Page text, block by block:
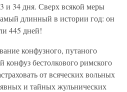
и 34 дня. Сверх всякой меры
длинный в истории год: он
445 дней!
конфузного, путаного
конфуз бестолкового римского
от всяческих вольных
и тайных жульнических